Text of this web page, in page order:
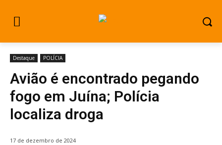
Destaque POLÍCIA
Avião é encontrado pegando
fogo em Juína; Polícia
localiza droga
17 de dezembro de 2024